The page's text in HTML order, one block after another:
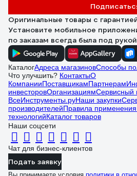
Оригинальные товары с
Установите мобильное
по заказам всегда была под рукой
КаталогАдреса магазиновСпособы
Что улучшить? КонтактыО
КомпанииПоставщикамПартнерам
инвесторовОрганизациямСервисный
ВсеИнструменты.руНаши закупки
производителейПравила
технологийКаталог товаров
Наши соцсети
Чат для бизнес-клиентов
Подать заявку